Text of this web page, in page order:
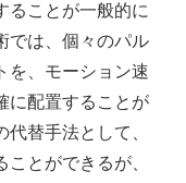
ることが一般的に
では、個々のパル
を、モーション速
に配置することが
替手法として、
とができるが、